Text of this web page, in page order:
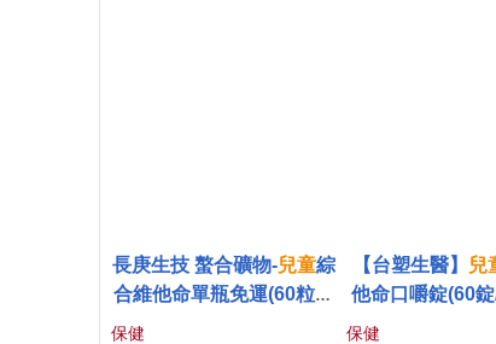
長庚生技 螯合礦物-兒童綜
合維他命單瓶免運(60粒咀
嚼錠/瓶)專為成長中
保健
【台塑生醫】 兒
他命口嚼錠(60錠
保健